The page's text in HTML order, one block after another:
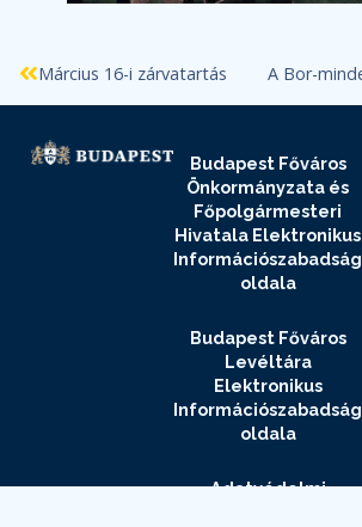
Március 16-i zárvatartás
Budapest Főváros
Önkormányzata és
Főpolgármesteri
Hivatala Elektronikus
Információszabadság
oldala
Budapest Főváros
Levéltára
Elektronikus
Információszabadság
oldala
Adatvédelmi